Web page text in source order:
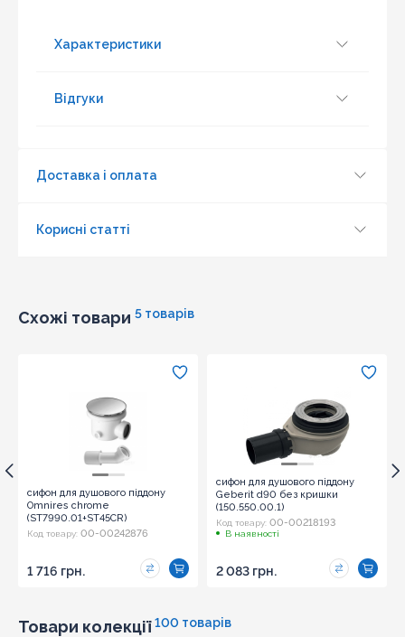
Характеристики
Відгуки
Доставка і оплата
Корисні статті
Схожі товари 5 товарів
сифон для душового піддону
Omnires chrome
(ST7990.01+ST45CR)
Код товару: 00-00242876
1 716 грн.
сифон для душового піддону
Geberit d90 без кришки
(150.550.00.1)
Код товару: 00-00218193
В наявності
2 083 грн.
Товари колекції 100 товарів
магазині актуальна і діюча)